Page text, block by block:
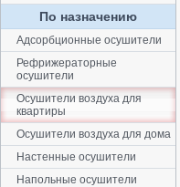
По назначению
Адсорбционные осушители
Рефрижераторные
осушители
Осушители воздуха для
квартиры
Осушители воздуха для дома
Настенные осушители
Напольные осушители